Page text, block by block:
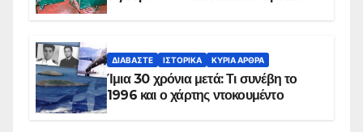
ΔΙΑΒΆΣΤΕ ΙΣΤΟΡΙΚΆ ΚΥΡΙΑ ΑΡΘΡΑ
Ίμια 30 χρόνια μετά: Τι συνέβη το
1996 και ο χάρτης ντοκουμέντο